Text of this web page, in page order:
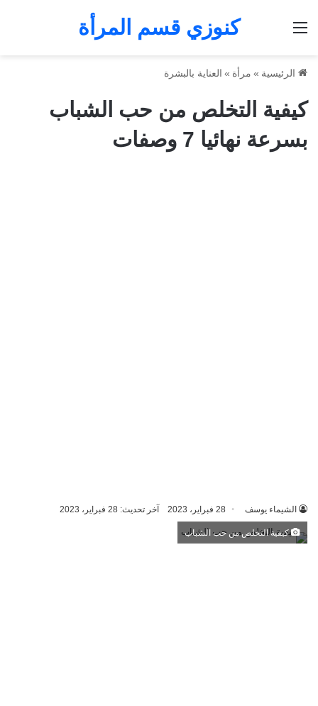
كنوزي قسم المرأة
الرئيسية » مرأة » العناية بالبشرة
كيفية التخلص من حب الشباب
بسرعة نهائيا 7 وصفات
الشيماء يوسف 28 فبراير، 2023 آخر تحديث: 28 فبراير، 2023
كيفية التخلص من حب الشباب